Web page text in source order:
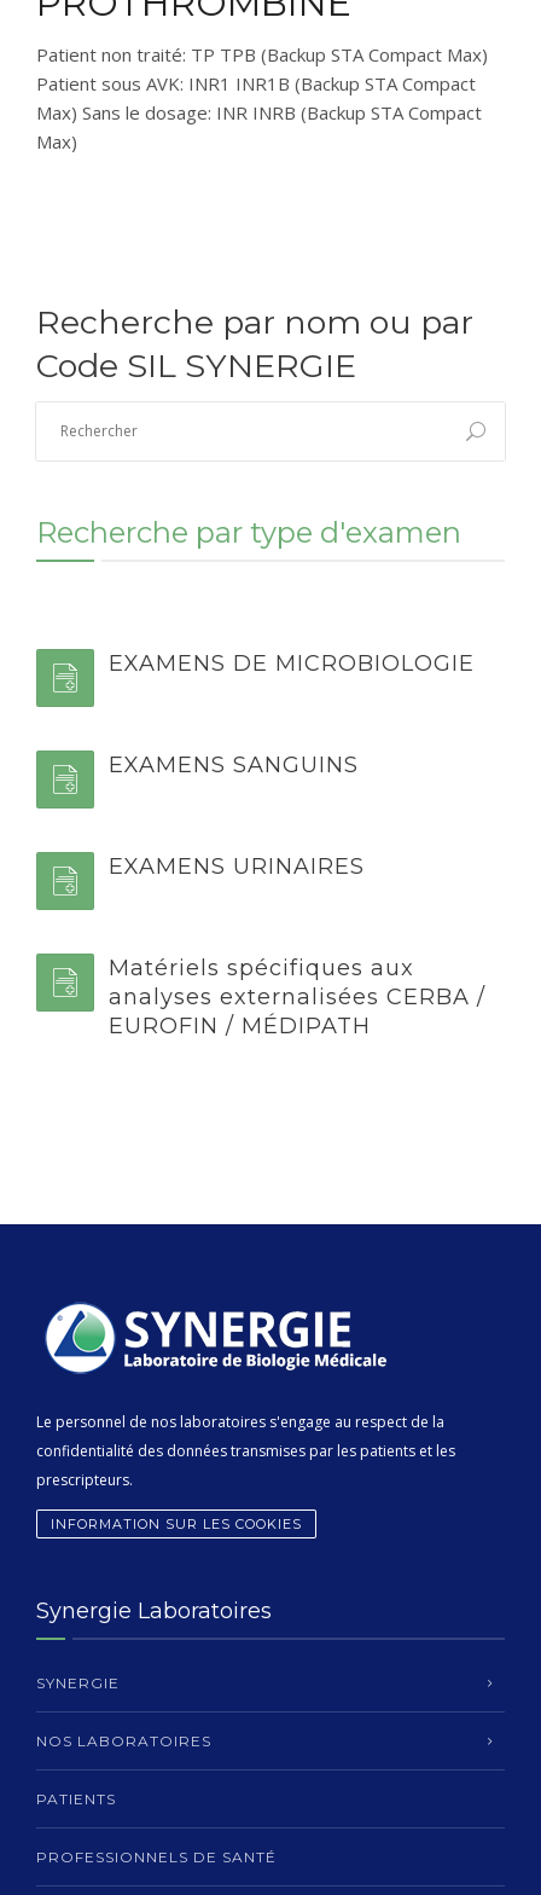
RÉSULTATS EN LIGNE
Patient non traité: TP TPB (Backup STA Compact Max)
Patient sous AVK: INR1 INR1B (Backup STA Compact
Max) Sans le dosage: INR INRB (Backup STA Compact
Max)
Recherche par nom ou par
Code SIL SYNERGIE
Recherche par type d'examen
EXAMENS DE MICROBIOLOGIE
EXAMENS SANGUINS
EXAMENS URINAIRES
Matériels spécifiques aux
analyses externalisées CERBA /
EUROFIN / MÉDIPATH
Le personnel de nos laboratoires s'engage au respect de la
confidentialité des données transmises par les patients et les
prescripteurs.
INFORMATION SUR LES COOKIES
Synergie Laboratoires
SYNERGIE
NOS LABORATOIRES
PATIENTS
PROFESSIONNELS DE SANTÉ